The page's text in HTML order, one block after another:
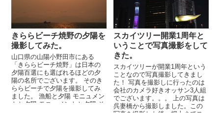
きららビーチ焼野の夕陽を
撮影してみた。
山口県の山陽小野田市にある
「きららビーチ焼野」は日本の
夕陽百選にも選ばれるほどの夕
陽の名所でございます。 そのき
ららビーチで夕陽を撮影してみ
ました。 漁船と夕陽 モニュメン
トと夕陽 モニュメントと夕陽 そ
スカイツリー開業1周年と
いうことで写真撮影をして
きた。
スカイツリーが開業1周年という
ことなので写真撮影してきまし
た！ 写真を撮影しに行ったのは
会社のカメラ好きオッサン3人組
でございます。。。 上の写真は
呉妻橋から撮影しました。この
写真を撮影した後、押上までス